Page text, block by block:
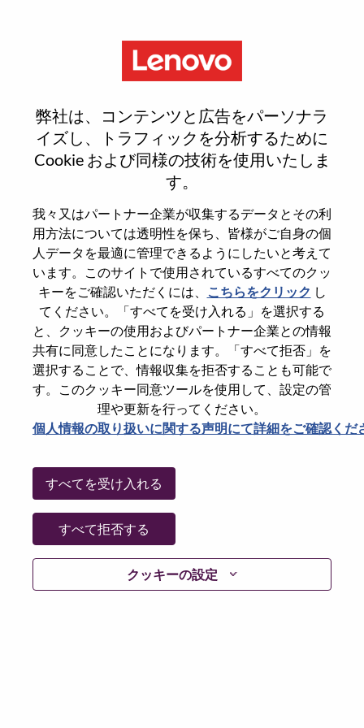
弊社は、コンテンツと広告をパーソナラ
イズし、トラフィックを分析するために
Cookie および同様の技術を使用いたしま
す。
我々又はパートナー企業が収集するデータとその利
用方法については透明性を保ち、皆様がご自身の個
人データを最適に管理できるようにしたいと考えて
います。このサイトで使用されているすべてのクッ
キーをご確認いただくには、
こちらをクリック し
てください。「すべてを受け入れる」を選択する
と、クッキーの使用およびパートナー企業との情報
共有に同意したことになります。「すべて拒否」を
選択することで、情報収集を拒否することも可能で
す。このクッキー同意ツールを使用して、設定の管
理や更新を行ってください。
個人情報の取り扱いに関する声明にて詳細をご確認くだ
クッキーの設定
すべてを受け入れる
すべて拒否する
Reset password
本当にパスワードをリセットします
Enter the email address associated with your
account, then click "Continue".
パスワードをリセットするためにリンクを
emailに送ります
パスワードをリセットください
E-mail*
Go Back
Lenovo.com